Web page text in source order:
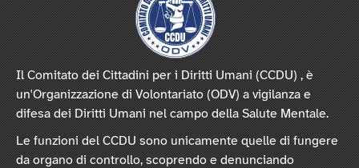
Il Comitato dei Cittadini per i Diritti Umani (CCDU) , è
un'Organizzazione di Volontariato (ODV) a vigilanza e
difesa dei Diritti Umani nel campo della Salute Mentale.
Le funzioni del CCDU sono unicamente quelle di fungere
da organo di controllo, scoprendo e denunciando